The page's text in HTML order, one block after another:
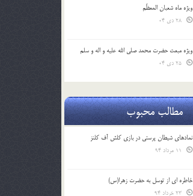
ویژه ماه شعبان المعظّم
ویژه مبعث حضرت محمد صلی الله علیه و اله و سلم
مطالب محبوب
نمادهای شیطان پرستی در بازی کلش آف کلنز
خاطره ای از توسل به حضرت زهرا(س)